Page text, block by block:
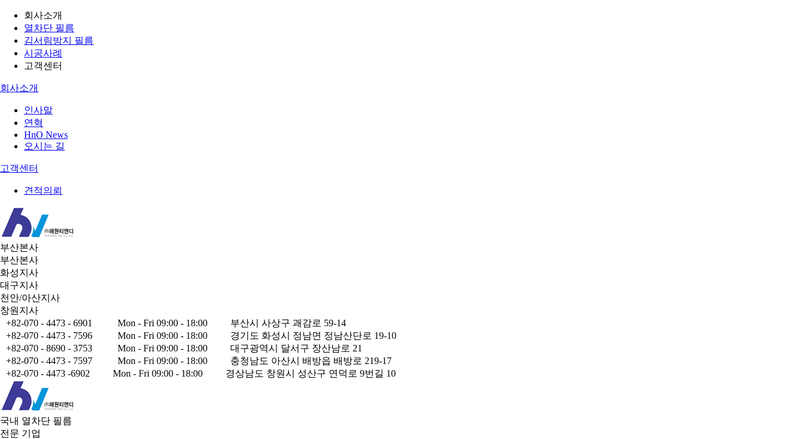
회사소개
열차단 필름
김서림방지 필름
시공사례
고객센터
회사소개
인사말
연혁
HnO News
오시는 길
고객센터
견적의뢰
부산본사
부산본사
화성지사
대구지사
천안/아산지사
창원지사
+82-070 - 4473 - 6901
Mon - Fri 09:00 - 18:00
부산시 사상구 괘감로 59-14
+82-070 - 4473 - 7596
Mon - Fri 09:00 - 18:00
경기도 화성시 정남면 정남산단로 19-10
+82-070 - 8690 - 3753
Mon - Fri 09:00 - 18:00
대구광역시 달서구 장산남로 21
+82-070 - 4473 - 7597
Mon - Fri 09:00 - 18:00
충청남도 아산시 배방읍 배방로 219-17
+82-070 - 4473 -6902
Mon - Fri 09:00 - 18:00 경상남도 창원시 성산구 연덕로 9번길 10
국내 열차단 필름
전문 기업